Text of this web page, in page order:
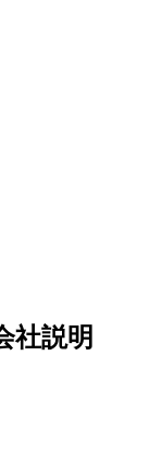
社説明